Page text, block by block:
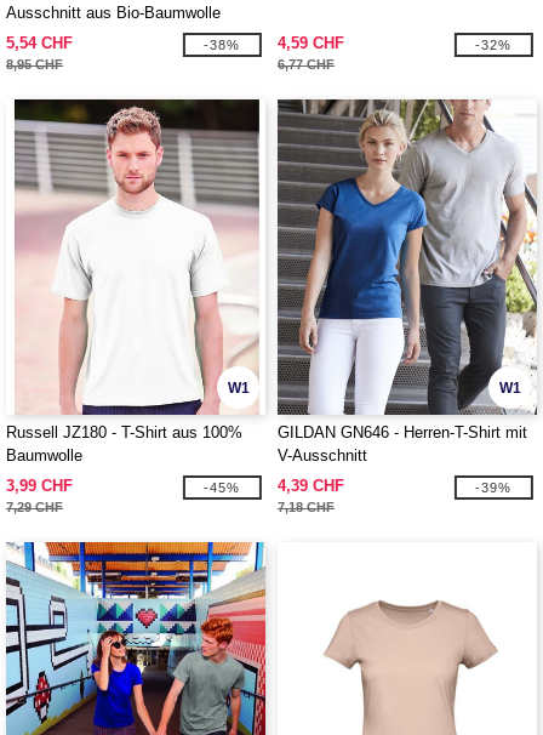
Ausschnitt aus Bio-Baumwolle
5,54 CHF
8,95 CHF
-38% 4,59 CHF
6,77 CHF
-32%
W1
Russell JZ180 - T-Shirt aus 100%
Baumwolle
3,99 CHF
7,29 CHF
-45%
W1
GILDAN GN646 - Herren-T-Shirt mit
V-Ausschnitt
4,39 CHF
7,18 CHF
-39%